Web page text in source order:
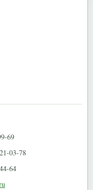
69
03-78
64